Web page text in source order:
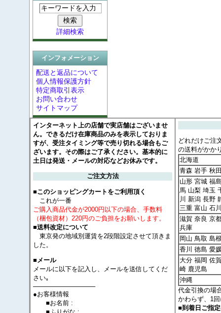
詳細検索
インフォメーション
配送と返品について
個人情報保護方針
特定商取引表示
お問い合わせ
サイトマップ
インターネット上の店舗で実店舗はございませ
ん。できるだけ在庫商品のみを表示しておりま
すが、受注タイミング等で売り切れる場合もご
ざいます。その際はご了承ください。基本的に
土日は発送・メールの対応などお休みです。
ご注文方法
■このショッピングカートをご利用頂く
これが一番
ご購入商品代金が2000円以下の場合、手数料
（梱包資材）220円のご負担をお願いします。
■送料改定について
東京発の地域別運賃を2段階設定させて頂きま
した。
■メール
メールに以下を記入し、メールを送信してくだ
さい｡
──────────────
●お客様情報
■お名前 :
どれだけご注
の送料がかか
北海道
青森 岩手 秋
山形 宮城 福
馬 山梨 埼玉
川 新潟 長野
三重 富山 石
滋賀 奈良 京
兵庫
岡山 鳥取 島
香川 徳島 愛
大分 福岡 佐
崎 鹿児島
沖縄
代金引換の場
かわらず、1
■到着日ご指